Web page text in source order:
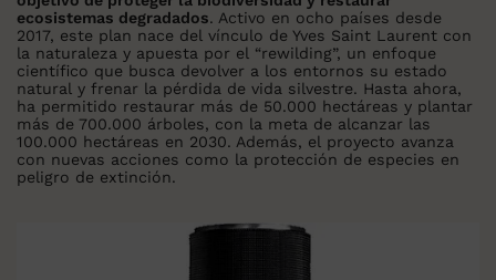
ecosistemas degradados. Activo en ocho países desde
2017, este plan nace del vínculo de Yves Saint Laurent con
la naturaleza y apuesta por el “rewilding”, un enfoque
científico que busca devolver a los entornos su estado
natural y frenar la pérdida de vida silvestre. Hasta ahora,
ha permitido restaurar más de 50.000 hectáreas y plantar
más de 700.000 árboles, con la meta de alcanzar las
100.000 hectáreas en 2030. Además, el proyecto avanza
con nuevas acciones como la protección de especies en
peligro de extinción.